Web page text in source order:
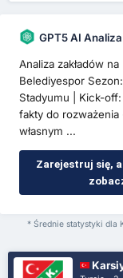
GPT5 AI Analiza
Analiza zakładów
Belediyespor
Stadyumu | Kick-
fakty do rozważenia
własnym ...
Zarejestruj się,
* Średnie statystyki dla